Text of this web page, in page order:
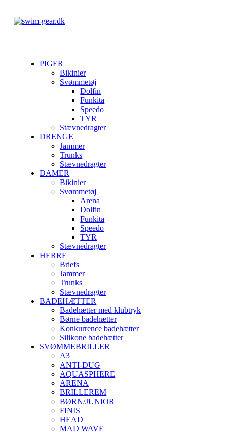
PIGER
Bikinier
Svømmetøj
Dolfin
Funkita
Speedo
TYR
Stævnedragter
DRENGE
Jammer
Trunks
Stævnedragter
DAMER
Bikinier
Svømmetøj
Arena
Dolfin
Funkita
Speedo
TYR
Stævnedragter
HERRE
Briefs
Jammer
Trunks
Stævnedragter
BADEHÆTTER
Badehætter med klubtryk
Børne badehætter
Konkurrence badehætter
Silikone badehætter
SVØMMEBRILLER
A3
ANTI-DUG
AQUASPHERE
ARENA
BRILLEREM
BØRN/JUNIOR
FINIS
HEAD
MAD WAVE